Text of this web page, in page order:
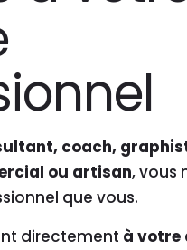
coach,
ou artisan, vous
que vous.
directement à votre